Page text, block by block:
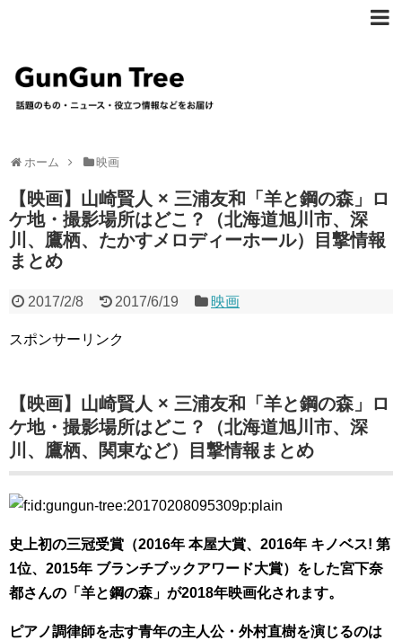
ホーム 映画
【映画】山崎賢人 × 三浦友和「羊と鋼の森」ロ
ケ地・撮影場所はどこ？（北海道旭川市、深
川、鷹栖、たかすメロディーホール）目撃情報
まとめ
2017/2/8 2017/6/19 映画
スポンサーリンク
【映画】山崎賢人 × 三浦友和「羊と鋼の森」ロ
ケ地・撮影場所はどこ？（北海道旭川市、深
川、鷹栖、関東など）目撃情報まとめ
史上初の三冠受賞（2016年 本屋大賞、2016年 キノベス! 第
1位、2015年 ブランチブックアワード大賞）をした宮下奈
都さんの「羊と鋼の森」が2018年映画化されます。
ピアノ調律師を志す青年の主人公・外村直樹を演じるのは